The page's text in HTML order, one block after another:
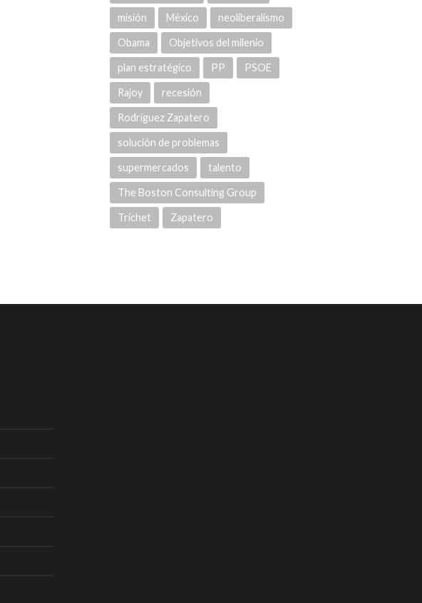
misión México neoliberalismo
Obama Objetivos del milenio
plan estratégico PP PSOE
Rajoy recesión
Rodríguez Zapatero
solución de problemas
supermercados talento
The Boston Consulting Group
Trichet Zapatero